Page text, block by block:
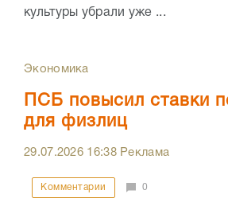
культуры убрали уже ...
Экономика
ПСБ повысил ставки
для физлиц
29.07.2026 16:38Реклама
Комментарии 0